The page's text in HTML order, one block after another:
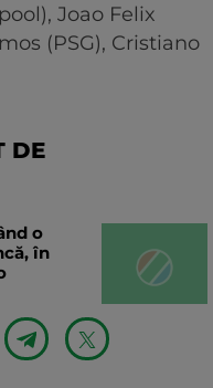
Joao Felix
(PSG), Cristiano
DE
o
în